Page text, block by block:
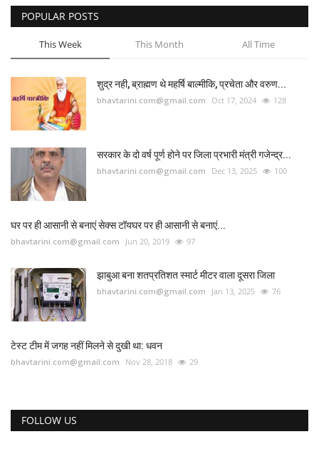
POPULAR POSTS
This Week This Month All Time
शुद्र नही, ब्राह्मण थे महर्षि बाल्मीकि, प्रचेता और वरुण...
bhavtarini.com@gmail.com Oct 17, 2024 128
सरकार के दो वर्ष पूर्ण होने पर जिला प्रभारी मंत्री गजेन्द्र...
bhavtarini.com@gmail.com Dec 13, 2025 100
घर पर ही आसानी से बनाएं सेक्स टॉयघर पर ही आसानी से बनाएं...
bhavtarini.com@gmail.com Jun 20, 2019 97
झाबुआ बना शतप्रतिशत स्मार्ट मीटर वाला दूसरा जिला
bhavtarini.com@gmail.com Jan 13, 2025 76
टेस्ट टीम में जगह नहीं मिलने से दुखी था: धवन
bhavtarini.com@gmail.com Nov 28, 2018 29
FOLLOW US